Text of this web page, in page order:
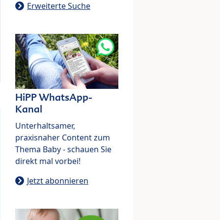
Erweiterte Suche
HiPP WhatsApp-
Kanal
Unterhaltsamer,
praxisnaher Content zum
Thema Baby - schauen Sie
direkt mal vorbei!
Jetzt abonnieren